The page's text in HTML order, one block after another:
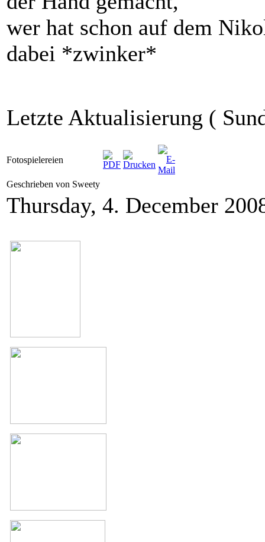
wer hat schon auf dem
dabei *zwinker*
Letzte Aktualisierung (
Fotospielereien
Geschrieben von Sweety
Thursday, 4. December